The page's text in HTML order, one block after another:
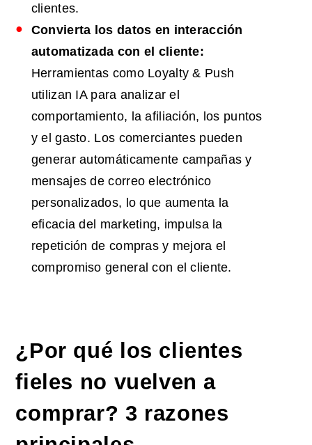
clientes.
Convierta los datos en interacción
automatizada con el cliente:
Herramientas como Loyalty & Push
utilizan IA para analizar el
comportamiento, la afiliación, los puntos
y el gasto. Los comerciantes pueden
generar automáticamente campañas y
mensajes de correo electrónico
personalizados, lo que aumenta la
eficacia del marketing, impulsa la
repetición de compras y mejora el
compromiso general con el cliente.
¿Por qué los clientes
fieles no vuelven a
comprar? 3 razones